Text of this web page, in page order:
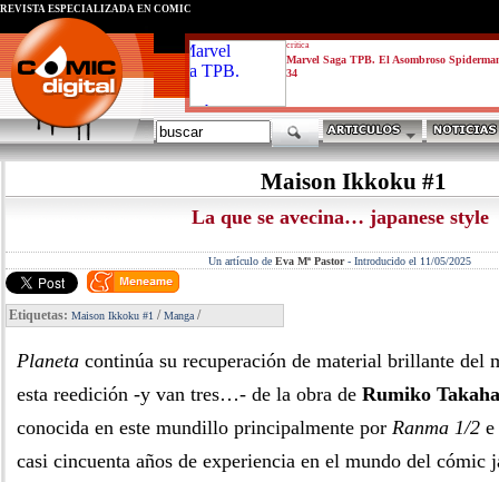
critica
Marvel Saga TPB. El Asombroso
34
REVISTA ESPECIALIZADA EN CÓMIC
Maison Ikkoku #1
La que se avecina… japanese style
Un artículo de Eva Mª Pastor- Introducido el 11/05/2025
Etiquetas: Maison Ikkoku #1 /Manga /
Planeta continúa su recuperación de material brillante del
esta reedición -y van tres…- de la obra de Rumiko
conocida en este mundillo principalmente por Ranma 1/2 e
casi cincuenta años de experiencia en el mundo del cómic